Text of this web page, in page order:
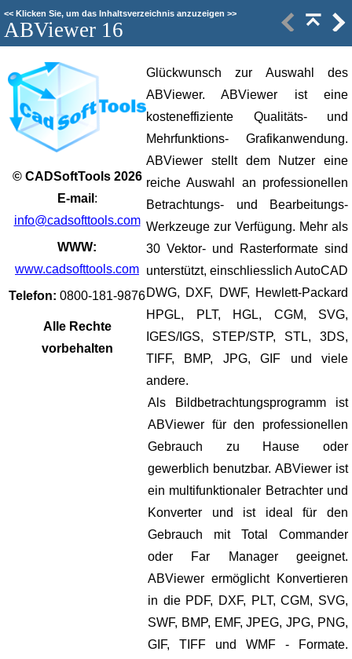
<< Klicken Sie, um das Inhaltsverzeichnis anzuzeigen >>
ABViewer 16
© CADSoftTools 2026
E-mail :
info@cadsofttools.com
WWW:
www.cadsofttools.com
Telefon: 0800-181-9876
Alle Rechte
vorbehalten
Glückwunsch zur Auswahl des
ABViewer. ABViewer ist eine
kosteneffiziente Qualitäts- und
Mehrfunktions- Grafikanwendung.
ABViewer stellt dem Nutzer eine
reiche Auswahl an professionellen
Betrachtungs- und Bearbeitungs-
Werkzeuge zur Verfügung. Mehr als
30 Vektor- und Rasterformate sind
unterstützt, einschliesslich AutoCAD
DWG, DXF, DWF, Hewlett-Packard
HPGL, PLT, HGL, CGM, SVG,
IGES/IGS, STEP/STP, STL, 3DS,
TIFF, BMP, JPG, GIF und viele
andere.
Als Bildbetrachtungsprogramm ist
ABViewer für den professionellen
Gebrauch zu Hause oder
gewerblich benutzbar. ABViewer ist
ein multifunktionaler Betrachter und
Konverter und ist ideal für den
Gebrauch mit Total Commander
oder Far Manager geeignet.
ABViewer ermöglicht Konvertieren
in die PDF, DXF, PLT, CGM, SVG,
SWF, BMP, EMF, JPEG, JPG, PNG,
GIF, TIFF und WMF - Formate.